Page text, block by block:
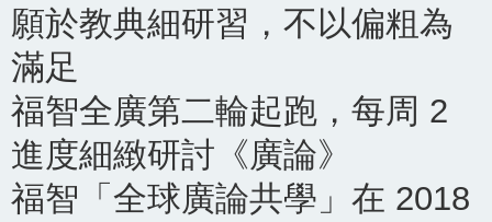
願於教典細研習，不以偏粗為
滿足
福智全廣第二輪起跑，每周 2
進度細緻研討《廣論》
福智「全球廣論共學」在 2018